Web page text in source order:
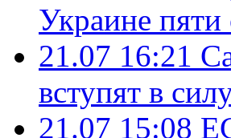
Украине
21.07 16:21
вступят в
21.07 15:08